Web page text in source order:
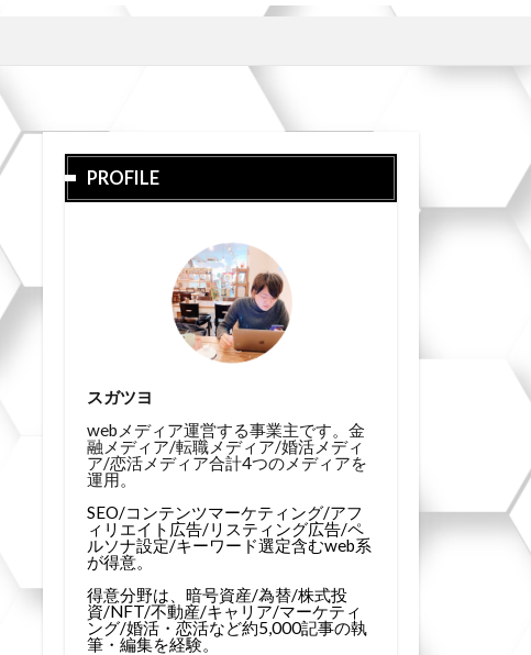
PROFILE
スガツヨ
webメディア運営する事業主です。金
融メディア/転職メディア/婚活メディ
ア/恋活メディア合計4つのメディアを
運用。
SEO/コンテンツマーケティング/アフ
ィリエイト広告/リスティング広告/ペ
ルソナ設定/キーワード選定含むweb系
が得意。
得意分野は、暗号資産/為替/株式投
資/NFT/不動産/キャリア/マーケティ
ング/婚活・恋活など約5,000記事の執
筆・編集を経験。